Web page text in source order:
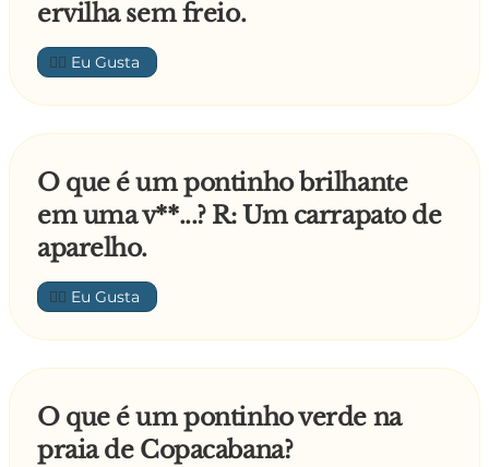
ervilha sem freio.
👍🏼
O que é um pontinho brilhante
em uma v**...? R: Um carrapato de
aparelho.
👍🏼
O que é um pontinho verde na
praia de Copacabana?